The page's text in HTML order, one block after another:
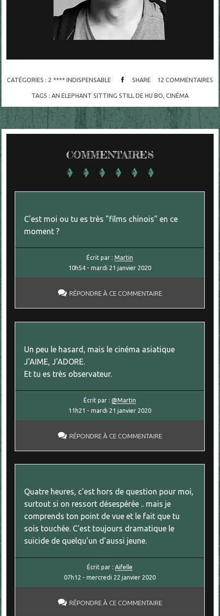
CATÉGORIES : 2 **** INDISPENSABLE SHARE 12 COMMENTAIRES
TAGS : AN ELEPHANT SITTING STILL DE HU BO, CINÉMA
COMMENTAIRES
C'est moi ou tu es très "films chinois" en ce
moment ?
Écrit par :Martin
10h54 -mardi 21 janvier 2020
RÉPONDRE À CE COMMENTAIRE
Un peu le hasard, mais le cinéma asiatique
J'AIME, J'ADORE.
Et tu es très observateur.
Écrit par :@Martin
11h21 -mardi 21 janvier 2020
RÉPONDRE À CE COMMENTAIRE
Quatre heures, c'est hors de question pour moi,
surtout si on ressort désespérée .. mais je
comprends ton point de vue et le fait que tu
sois touchée. C'est toujours dramatique le
suicide de quelqu'un d'aussi jeune.
Écrit par :Aifelle
07h12 -mercredi 22 janvier 2020
RÉPONDRE À CE COMMENTAIRE